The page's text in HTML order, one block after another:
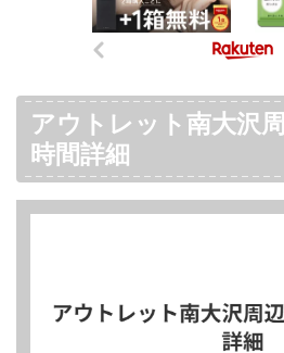
アウトレット南大沢
時間詳細